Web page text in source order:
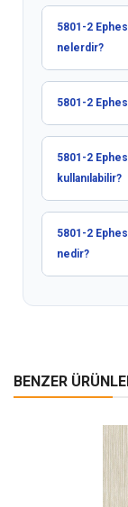
5801-2
nelerdir?
5801-2 Ephes
5801-2
kullanılabilir?
5801-2
nedir?
BENZER